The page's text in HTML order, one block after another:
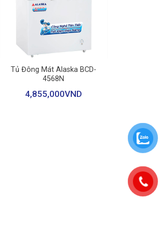
Tủ Đông Mát Alaska BCD-
4568N
4,855,000VND